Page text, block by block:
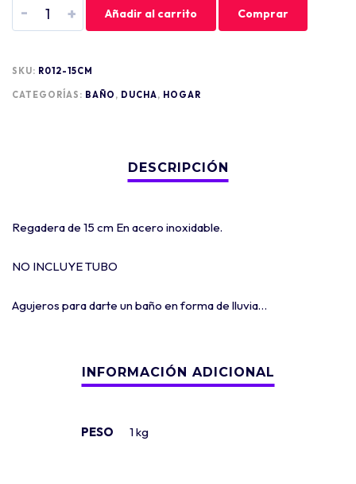
- + Añadir al carrito Comprar
SKU: R012-15CM
CATEGORÍAS: BAÑO , DUCHA, HOGAR
Regadera de 15 cm En acero inoxidable.
NO INCLUYE TUBO
Agujeros para darte un baño en forma de lluvia…
PESO 1 kg